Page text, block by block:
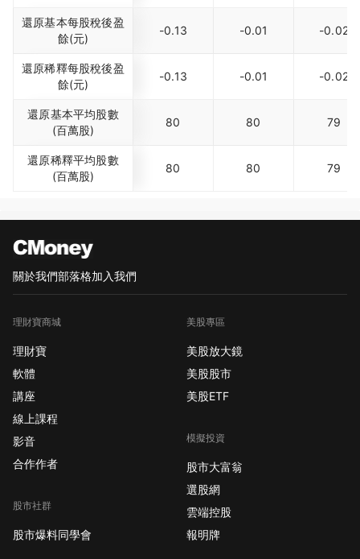
還原基本每股稅後盈
餘(元)
-0.13 -0.01 -0.02
還原稀釋每股稅後盈
餘(元)
-0.13 -0.01 -0.02
還原基本平均股數
(百萬股)
80 80 79
還原稀釋平均股數
(百萬股)
80 80 79
關於我們部落格加入我們
理財寶商城
理財寶
軟體
講座
線上課程
影音
合作作者
股市社群
股市爆料同學會
美股專區
美股放大鏡
美股股市
美股ETF
模擬投資
股市大富翁
選股網
雲端控股
報明牌